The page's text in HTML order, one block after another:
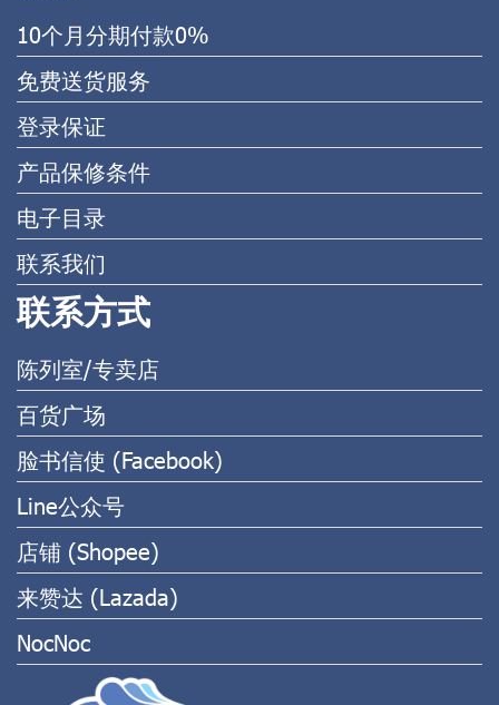
10个月分期付款0%
免费送货服务
登录保证
产品保修条件
电子目录
联系我们
联系方式
陈列室/专卖店
百货广场
脸书信使 (Facebook)
Line公众号
店铺 (Shopee)
来赞达 (Lazada)
NocNoc